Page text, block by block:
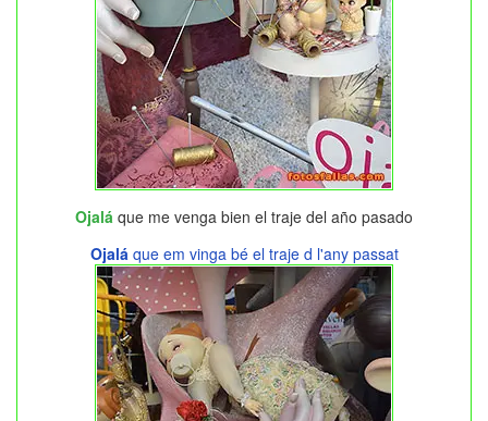
Ojalá que me venga bien el traje del año pasado
Ojalá que em vinga bé el traje d l'any passat